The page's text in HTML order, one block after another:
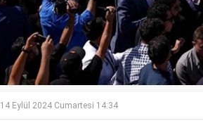
14 Eylül 2024 Cumartesi 14:34